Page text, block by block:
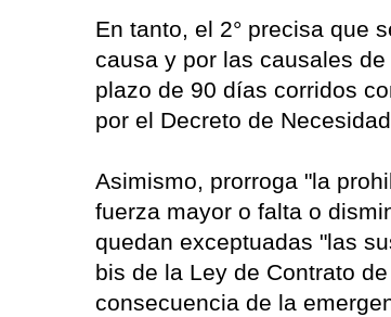
En tanto, el 2° precisa que
causa y por las causales
plazo de 90 días corridos
por el Decreto de
Asimismo, prorroga "la
fuerza mayor o falta o
quedan exceptuadas "las
bis de la Ley de Contrato
consecuencia de la